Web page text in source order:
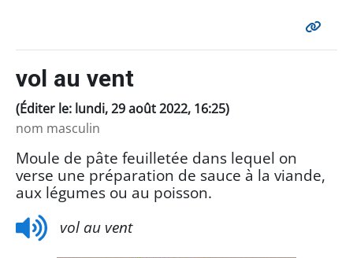
vol au vent
(Éditer le: lundi, 29 août 2022, 16:25)
nom masculin
Moule de pâte feuilletée dans lequel on
verse une préparation de sauce à la viande,
aux légumes ou au poisson.
vol au vent